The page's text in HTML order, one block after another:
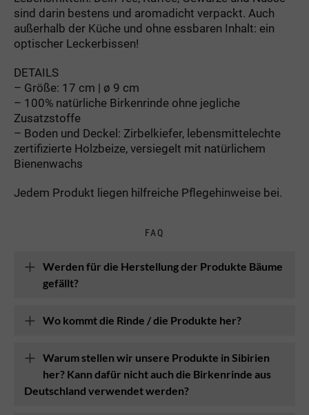
sind darin bestens und aromadicht verpackt. Auch
außerhalb der Küche und ohne essbaren Inhalt: ein
optischer Leckerbissen!
DETAILS
– Größe: 17 cm | ø 9 cm
– 100% natürliche Birkenrinde ohne jegliche
Zusatzstoffe
– Boden und Deckel: Zirbelkiefer, lebensmittelechte
zertifizierte Holzbeize, versiegelt mit natürlichem
Bienenwachs
Jedem Produkt liegen hilfreiche Pflegehinweise bei.
FAQ
Werden für die Herstellung der Produkte Bäume
gefällt?
Wo kommt die Rinde / die Produkte her?
Warum stellen wir unsere Produkte in Sibirien
her? Kann dafür nicht auch die Birkenrinde aus
Deutschland verwendet werden?